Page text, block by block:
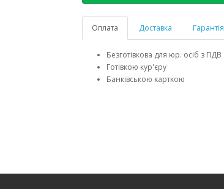
Оплата Доставка Гарантія
Безготівкова для юр. осіб з ПДВ
Готівкою кур'єру
Банківською карткою